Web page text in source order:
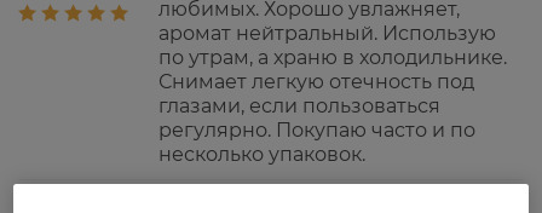
любимых. Хорошо увлажняет,
аромат нейтральный. Использую
по утрам, а храню в холодильнике.
Снимает легкую отечность под
глазами, если пользоваться
регулярно. Покупаю часто и по
несколько упаковок.